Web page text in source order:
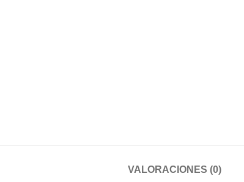
VALORACIONES (0)